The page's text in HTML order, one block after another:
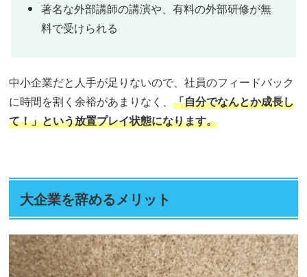
著名な外部講師の講演や、有料の外部研修が無
料で受けられる
中小企業だと人手が足りないので、社員のフィードバック
に時間を割く余裕があまりなく、「自分でなんとか成長し
て！」という放置プレイ状態になります。
大企業を辞めるメリット